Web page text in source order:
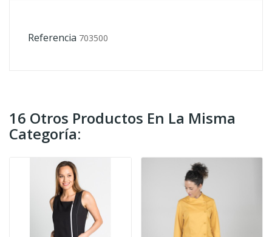
Referencia 703500
16 Otros Productos En La Misma
Categoría: